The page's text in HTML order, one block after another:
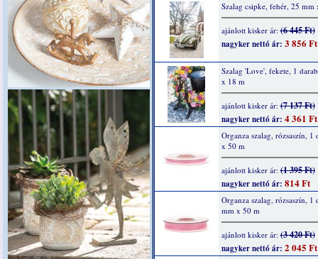
Szalag csipke, fehér, 25 mm
ajánlott kisker ár:(6 445 Ft)
nagyker nettó ár: 3 856 Ft
Szalag 'Love', fekete, 1
x 18 m
ajánlott kisker ár:(7 137 Ft)
nagyker nettó ár: 4 361 Ft
Organza szalag, rózsaszín, 1
x 50 m
ajánlott kisker ár:(1 395 Ft)
nagyker nettó ár: 814 Ft
Organza szalag, rózsaszín, 1
mm x 50 m
ajánlott kisker ár:(3 420 Ft)
nagyker nettó ár: 2 045 Ft